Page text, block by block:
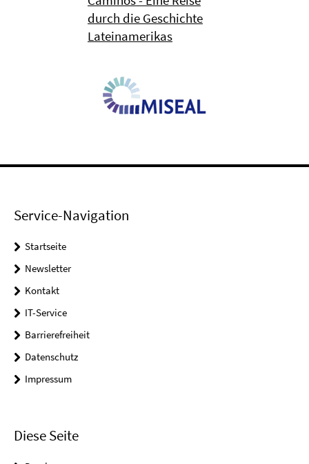
durch die Geschichte
Lateinamerikas
Service-Navigation
Startseite
Newsletter
Kontakt
IT-Service
Barrierefreiheit
Datenschutz
Impressum
Diese Seite